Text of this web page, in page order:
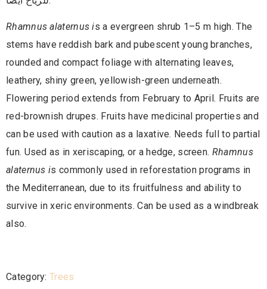
Rhamnus alaternus is a evergreen shrub 1–5 m high. The
stems have reddish bark and pubescent young branches,
rounded and compact foliage with alternating leaves,
leathery, shiny green, yellowish-green underneath.
Flowering period extends from February to April. Fruits are
red-brownish drupes. Fruits have medicinal properties and
can be used with caution as a laxative. Needs full to partial
fun. Used as in xeriscaping, or a hedge, screen. Rhamnus
alaternus is commonly used in reforestation programs in
the Mediterranean, due to its fruitfulness and ability to
survive in xeric environments. Can be used as a windbreak
also.
Category:Trees